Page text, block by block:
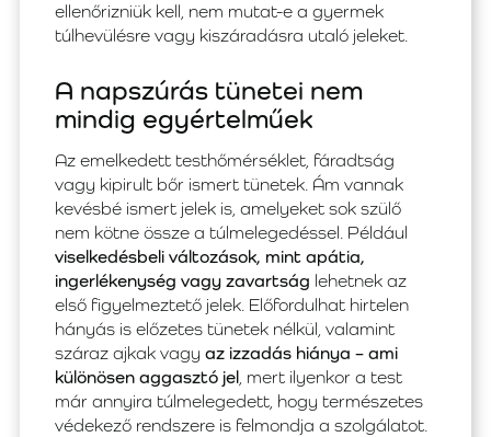
ellenőrizniük kell, nem mutat-e a gyermek
túlhevülésre vagy kiszáradásra utaló jeleket.
A napszúrás tünetei nem
mindig egyértelműek
Az emelkedett testhőmérséklet, fáradtság
vagy kipirult bőr ismert tünetek. Ám vannak
kevésbé ismert jelek is, amelyeket sok szülő
nem kötne össze a túlmelegedéssel. Például
viselkedésbeli változások, mint apátia,
ingerlékenység vagy zavartság lehetnek az
első figyelmeztető jelek. Előfordulhat hirtelen
hányás is előzetes tünetek nélkül, valamint
száraz ajkak vagy az izzadás hiánya – ami
különösen aggasztó jel, mert ilyenkor a test
már annyira túlmelegedett, hogy természetes
védekező rendszere is felmondja a szolgálatot.